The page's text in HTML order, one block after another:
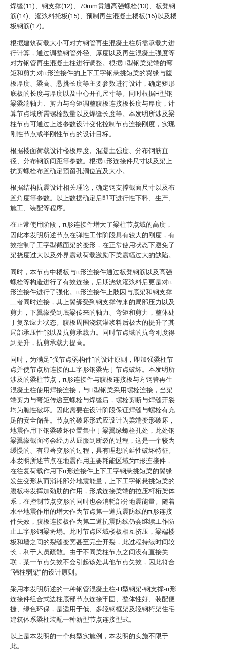
焊缝(11)、钢支撑(12)、70mm贯通高强螺栓(13)、板凳钢
筋(14)、灌浆料托板(15)、预制再生混凝土楼板(16)以及楼
板钢筋(17)。
根据建筑荷载大小可对方钢管再生混凝土柱所需承载力进
行计算，通过调整钢管外径、厚度以及再生混凝土强度等
对方钢管再生混凝土柱进行调整。根据H型钢梁梁端的弯
矩和剪力对π形连接件的上下工字钢悬挑短梁的翼缘与腹
板厚度、梁高、悬挑长度等主要参数进行设计，确定矩形
底板的长度与厚度以及中心开孔尺寸等。同时根据H型钢
梁梁端轴力、剪力与弯矩调整腹板连接板长度与厚度，计
算节点域所需螺栓数量以及焊缝长度等。本发明所涉及梁
柱节点可通过上述参数设计变化控制节点连接刚度，实现
刚性节点或半刚性节点的设计目标。
根据楼面荷载设计楼板厚度、混凝土强度、分布钢筋直
径、分布钢筋间距等参数。根据π形连接件尺寸以及梁上
抗剪螺栓布置确定预留孔洞位置及大小。
根据结构抗震设计相关理论，确定钢支撑截面尺寸以及布
置角度等参数。以上数据确定后即可进行性下料、生产、
施工、装配等程序。
在正常使用阶段，π形连接件增大了梁柱节点域的高度，
因此本发明所述节点在弹性工作阶段具有较大的刚度，有
效控制了工字型截面梁的变形，在正常使用状态下避免了
梁挠度过大以及外界震动荷载激励下梁震幅过大的缺陷。
同时，本节点中楼板与π形连接件通过板凳钢筋以及高强
螺栓等构造进行了有效连接，后期浇筑灌浆料后更是对π
形连接件进行了强化。π形连接件上肢因与底梁和钢支撑
二者同时连接，其上翼缘受到钢支撑传来的局部压力以及
剪力，下翼缘受到底梁传来的轴力、弯矩和剪力，整体处
于复杂应力状态。腹板周围浇筑灌浆料后极大的提升了其
局部承压性能以及抗剪承载力。同时节点域的抗弯刚度得
到提升，抗剪承载力提高。
同时，为满足“强节点弱构件”的设计原则，即加强梁柱节
点并使节点所连接的工字形钢梁先于节点破坏。本发明所
涉及的梁柱节点，π形连接件与腹板连接板与方钢管再生
混凝土柱使用焊接连接，与H型钢梁采用螺栓连接，当梁
端剪力与弯矩传递至螺栓与焊缝后，螺栓剪断与焊缝开裂
均为脆性破坏。因此需要在设计阶段保证焊缝与螺栓有充
足的安全储备。节点的破坏形式应设计为梁端变形破坏，
地震作用下钢梁破坏位置集中于梁翼缘螺栓孔处，此处钢
梁翼缘截面将会经历从屈服到断裂的过程，这是一个较为
缓慢的、有显著变形的过程，具有理想的延性破坏特征。
本发明所述节点在地震作用主要耗能区域为π形连接件，
在往复荷载作用下π形连接件上下工字钢悬挑短梁的翼缘
发生变形从而消耗部分地震能量，上下工字钢悬挑短梁的
腹板将发挥加劲肋的作用，形成连接梁端的拉压杆桁架体
系，在控制节点变形的同时也会消耗部分地震能量。随着
水平地震作用的增大作为节点第一道抗震防线的π形连接
件失效，腹板连接板作为第二道抗震防线仍会继续工作防
止工字形钢梁坍塌。此时节点区域楼板相互挤压，梁端楼
板和墙之间的裂缝变宽甚至完全开裂，此过程持续时间较
长，利于人员疏散。由于不同梁柱节点之间没有直接关
联，某一节点失效不会引起该处其他节点失效，因此符合
“强柱弱梁”的设计原则。
采用本发明所述的一种钢管混凝土柱-H型钢梁-钢支撑-π形
连接件组合式边柱底部节点连接牢固、整体性好、装配便
捷、绿色环保，是适用于低、多轻钢框架及轻钢桁架住宅
建筑体系梁柱装配一种新型节点连接型式。
以上是本发明的一个典型实施例，本发明的实施不限于
此。